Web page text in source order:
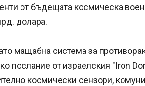
от бъдещата космическа
долара.
мащабна система за
послание от израелския "Iron
космически сензори,